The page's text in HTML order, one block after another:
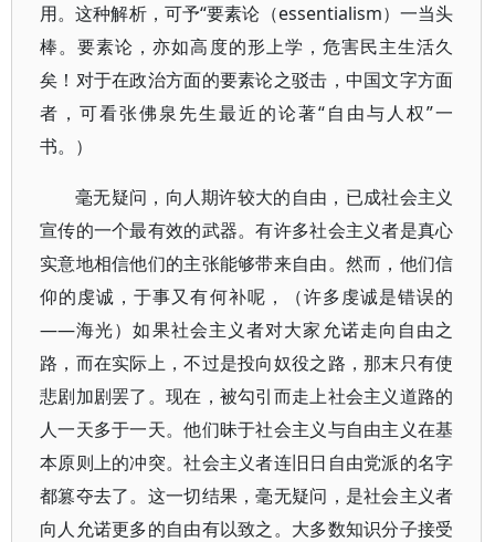
用。这种解析，可予“要素论（essentialism）一当头
棒。要素论，亦如高度的形上学，危害民主生活久
矣！对于在政治方面的要素论之驳击，中国文字方面
者，可看张佛泉先生最近的论著“自由与人权”一
书。）
毫无疑问，向人期许较大的自由，已成社会主义
宣传的一个最有效的武器。有许多社会主义者是真心
实意地相信他们的主张能够带来自由。然而，他们信
仰的虔诚，于事又有何补呢，（许多虔诚是错误的
——海光）如果社会主义者对大家允诺走向自由之
路，而在实际上，不过是投向奴役之路，那末只有使
悲剧加剧罢了。现在，被勾引而走上社会主义道路的
人一天多于一天。他们昧于社会主义与自由主义在基
本原则上的冲突。社会主义者连旧日自由党派的名字
都篡夺去了。这一切结果，毫无疑问，是社会主义者
向人允诺更多的自由有以致之。大多数知识分子接受